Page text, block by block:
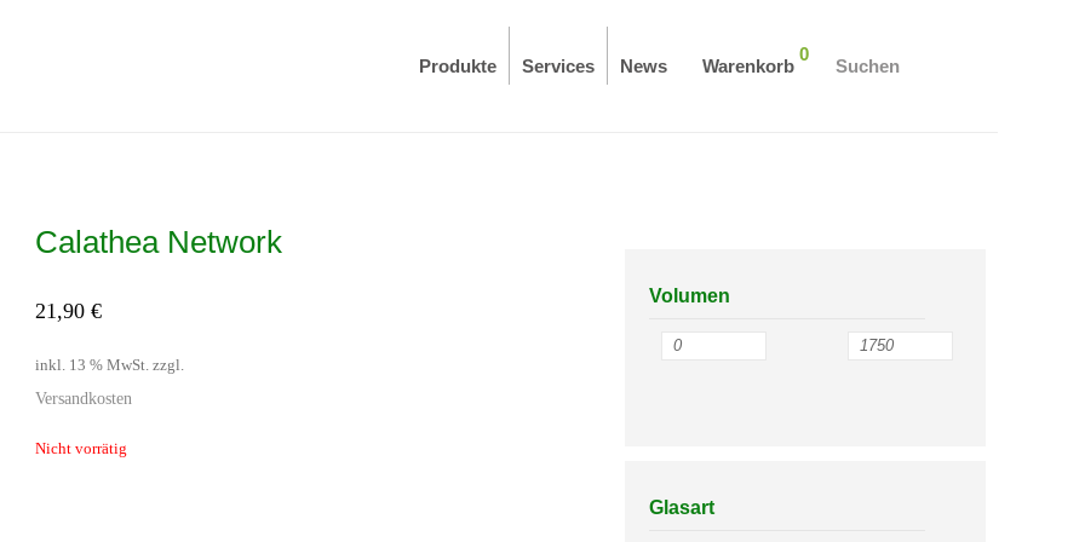
Suchen
Warenkorb
0
Produkte Services News
Calathea Network
21,90 €
inkl. 13 % MwSt. zzgl.
Versandkosten
Nicht vorrätig
Volumen
Glasart